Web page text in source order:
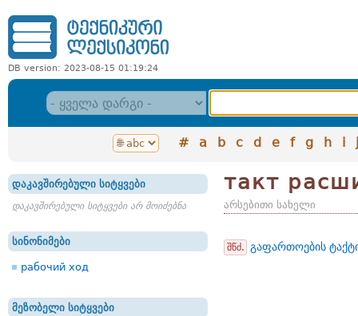
DB version: 2023-08-15 01:19:24
# a b c d e f g h i j
დაკავშირებული სიტყვები
დაკავშირებული სიტყვები არ მოიძებნა
სინონიმები
рабочий ход
მეზობელი სიტყვები
такт
არსებითი სახელი
შწძ. გაფართოების